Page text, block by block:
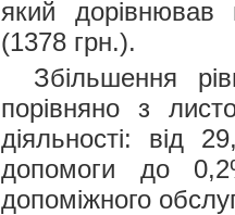
який дорівнював
(1378 грн.).
Збільшення
порівняно з
діяльності: від
допомоги до
допоміжного